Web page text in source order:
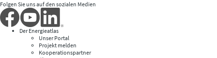
Folgen Sie uns auf den sozialen Medien
Der Energieatlas
Unser Portal
Projekt melden
Kooperationspartner